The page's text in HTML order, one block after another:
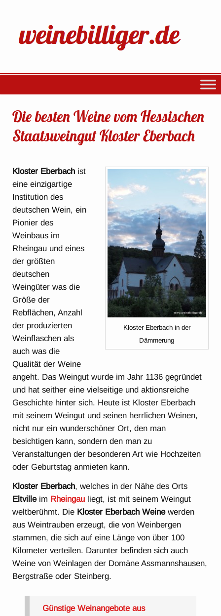
Die besten Weine vom Hessischen
Staatsweingut Kloster Eberbach
Kloster Eberbach in der
Dämmerung
Kloster Eberbach ist
eine einzigartige
Institution des
deutschen Wein, ein
Pionier des
Weinbaus im
Rheingau und eines
der größten
deutschen
Weingüter was die
Größe der
Rebflächen, Anzahl
der produzierten
Weinflaschen als
auch was die
Qualität der Weine
angeht. Das Weingut wurde im Jahr 1136 gegründet
und hat seither eine vielseitige und aktionsreiche
Geschichte hinter sich. Heute ist Kloster Eberbach
mit seinem Weingut und seinen herrlichen Weinen,
nicht nur ein wunderschöner Ort, den man
besichtigen kann, sondern den man zu
Veranstaltungen der besonderen Art wie Hochzeiten
oder Geburtstag anmieten kann.
Kloster Eberbach, welches in der Nähe des Orts
Eltvilleim Rheingau liegt, ist mit seinem Weingut
weltberühmt. Die Kloster Eberbach Weinewerden
aus Weintrauben erzeugt, die von Weinbergen
stammen, die sich auf eine Länge von über 100
Kilometer verteilen. Darunter befinden sich auch
Weine von Weinlagen der Domäne Assmannshausen,
Bergstraße oder Steinberg.
Günstige Weinangebote aus